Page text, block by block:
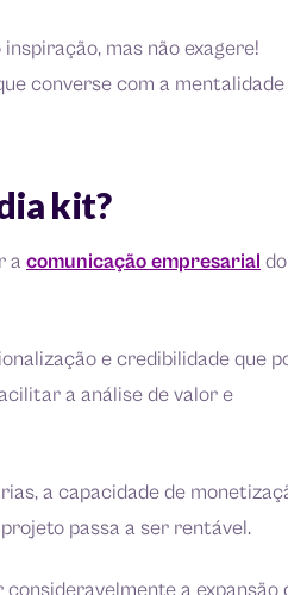
mas não exagere!
converse com a mentalidade
kit?
a comunicação empresarial do
e credibilidade que
a análise de valor e
a capacidade de
passa a ser rentável.
a expansão